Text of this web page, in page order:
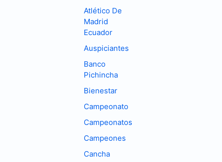
Atlético De
Madrid
Ecuador
Auspiciantes
Banco
Pichincha
Bienestar
Campeonato
Campeonatos
Campeones
Cancha